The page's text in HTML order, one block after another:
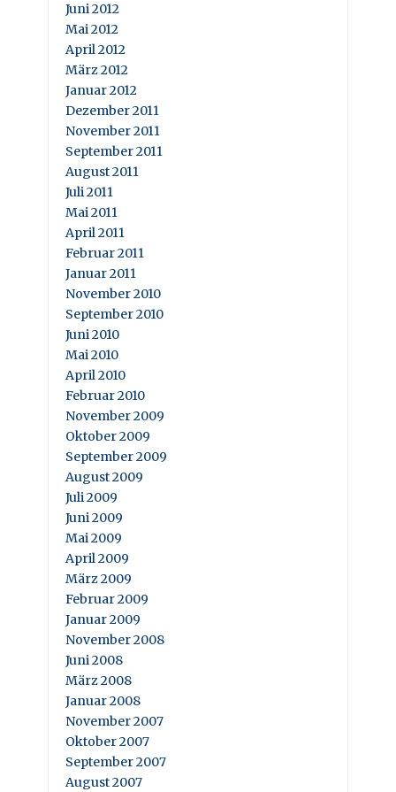
Juni 2012
Mai 2012
April 2012
März 2012
Januar 2012
Dezember 2011
November 2011
September 2011
August 2011
Juli 2011
Mai 2011
April 2011
Februar 2011
Januar 2011
November 2010
September 2010
Juni 2010
Mai 2010
April 2010
Februar 2010
November 2009
Oktober 2009
September 2009
August 2009
Juli 2009
Juni 2009
Mai 2009
April 2009
März 2009
Februar 2009
Januar 2009
November 2008
Juni 2008
März 2008
Januar 2008
November 2007
Oktober 2007
September 2007
August 2007